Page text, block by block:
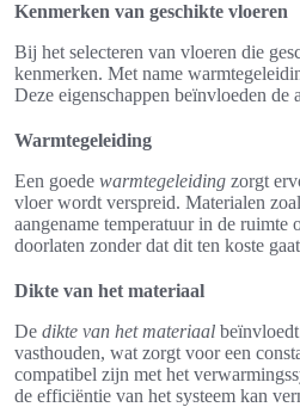
Kenmerken van geschikte vloeren
Bij het selecteren van vloeren die
kenmerken. Met name
Deze eigenschappen beïnvloeden
Warmtegeleiding
Een goede warmtegeleiding zorgt
vloer wordt verspreid. Materialen
aangename temperatuur in de ruimte
doorlaten zonder dat dit ten koste
Dikte van het materiaal
De dikte van het materiaal
vasthouden, wat zorgt voor een
compatibel zijn met het
de efficiëntie van het systeem kan